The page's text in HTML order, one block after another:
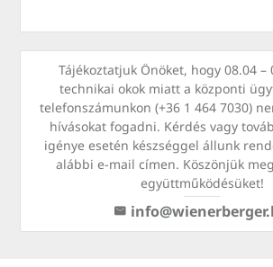
Tájékoztatjuk Önöket, hogy 08.04 –
technikai okok miatt a központi
telefonszámunkon (+36 1 464 7030)
hívásokat fogadni. Kérdés vagy
igénye esetén készséggel állunk
alábbi e-mail címen. Köszönjük
együttműködésüket!